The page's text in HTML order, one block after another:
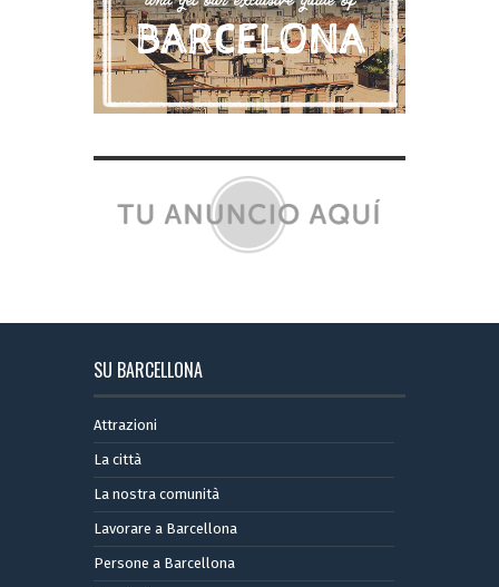
SU BARCELLONA
Attrazioni
La città
La nostra comunità
Lavorare a Barcellona
Persone a Barcellona